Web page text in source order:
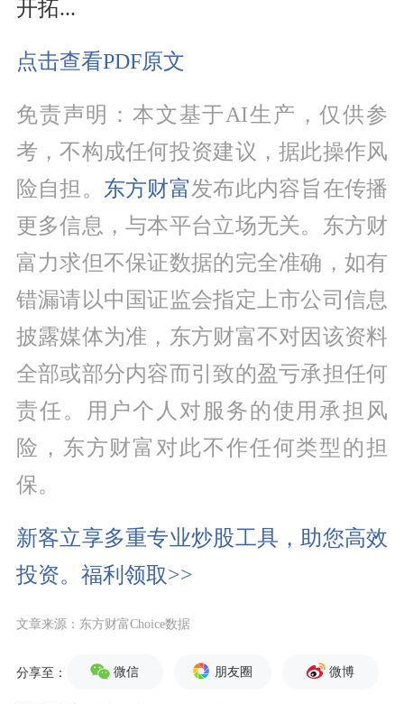
开拓...
点击查看PDF原文
免责声明：本文基于AI生产，仅供参
考，不构成任何投资建议，据此操作风
险自担。 东方财富发布此内容旨在传播
更多信息，与本平台立场无关。东方财
富力求但不保证数据的完全准确，如有
错漏请以中国证监会指定上市公司信息
披露媒体为准，东方财富不对因该资料
全部或部分内容而引致的盈亏承担任何
责任。用户个人对服务的使用承担风
险，东方财富对此不作任何类型的担
保。
新客立享多重专业炒股工具，助您高效
投资。福利领取>>
文章来源：东方财富Choice数据
分享至： 微信 朋友圈 微博